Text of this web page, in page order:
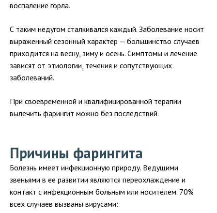
воспаление горла.
С таким недугом сталкивался каждый. Заболевание носит
выраженный сезонный характер — большинство случаев
приходится на весну, зиму и осень. Симптомы и лечение
зависят от этиологии, течения и сопутствующих
заболеваний.
При своевременной и квалифицированной терапии
вылечить фарингит можно без последствий.
Причины фарингита
Болезнь имеет инфекционную природу. Ведущими
звеньями в ее развитии являются переохлаждение и
контакт с инфекционным больным или носителем. 70%
всех случаев вызваны вирусами: